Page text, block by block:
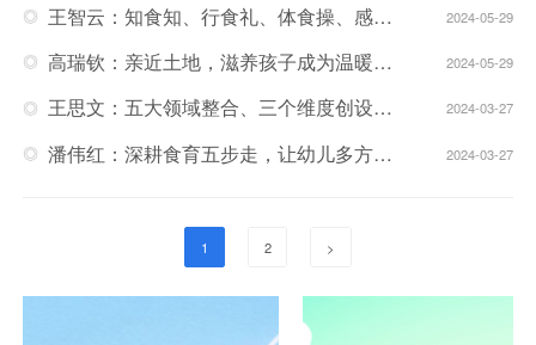
王智云：知食知、行食礼、体食操、感食趣，让幼儿享受健康食养人生！ 2024-05-29
高瑞钦：亲近土地，滋养孩子成为温暖、独立、阳光的人！ 2024-05-29
王思文：五大领域整合、三个维度创设，以食育带领幼儿庆丰收、悦成长！ 2024-03-27
潘伟红：深耕食育五步走，让幼儿多方位感受食物的美妙和劳动的快乐 2024-03-27
1 2 >